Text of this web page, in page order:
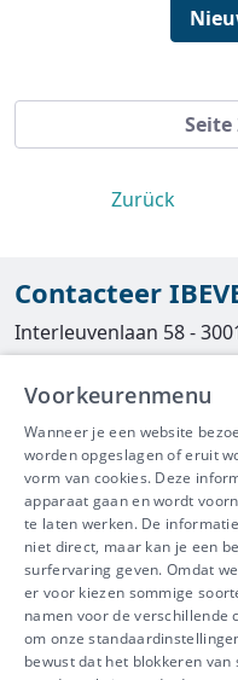
Seite
Zurück
Contacteer
Interleuvenlaan 58 -
016/390490
info@ibeve.be
asbest@ibeve.be
Voorkeurenmenu
Wanneer je een website
worden opgeslagen of eruit
vorm van cookies. Deze
apparaat gaan en wordt
te laten werken. De
niet direct, maar kan je een
surfervaring geven. Omdat
er voor kiezen sommige
namen voor de
om onze
bewust dat het blokkeren